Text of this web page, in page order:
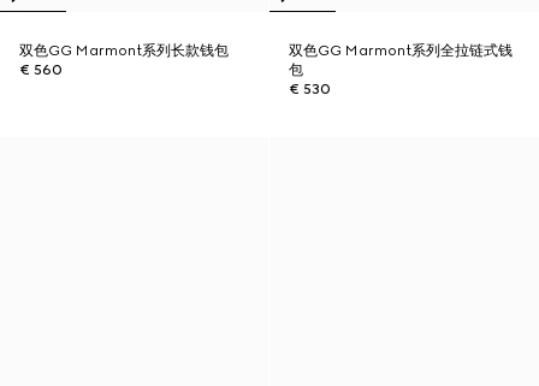
双色GG Marmont系列长款钱包
€ 560
双色GG Marmont系列全拉链式钱
包
€ 530